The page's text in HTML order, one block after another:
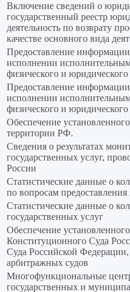
Включение сведений о
государственный реестр
деятельность по возврату
качестве основного вида
Предоставление
исполнении
физического и
Предоставление
исполнении
физического и
Обеспечение
территории РФ.
Сведения о результатах
государственных услуг,
России
Статистические данные о
по вопросам предоставления
Статистические данные о
государственных услуг
Обеспечение
Конституционного Суда
Суда Российской
арбитражных судов
Многофункциональные
государственных и